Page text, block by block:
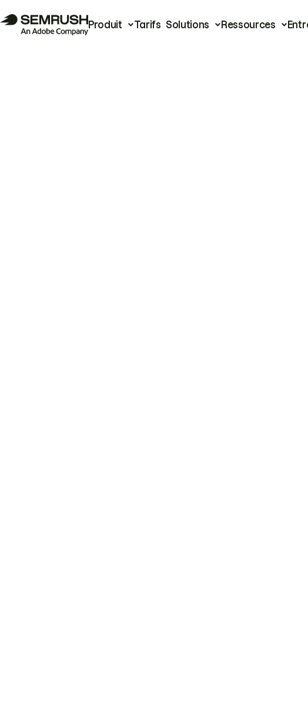
Produit Tarifs Solutions Ressources